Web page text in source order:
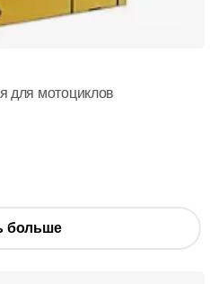
для мотоциклов
больше